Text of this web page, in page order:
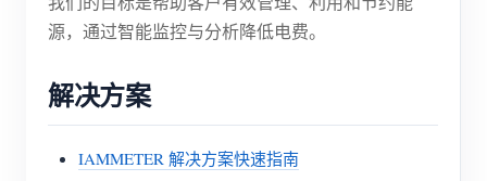
源，通过智能监控与分析降低电费。
解决方案
IAMMETER 解决方案快速指南